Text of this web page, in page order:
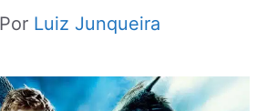
Por Luiz Junqueira